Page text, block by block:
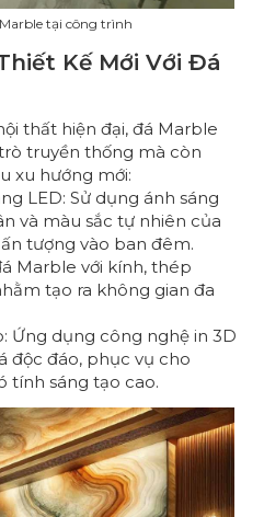
tại công trình
Kế Mới Với Đá
thất hiện đại, đá Marble
truyền thống mà còn
xu hướng mới:
LED: Sử dụng ánh sáng
và màu sắc tự nhiên của
tượng vào ban đêm.
Marble với kính, thép
tạo ra không gian đa
Ứng dụng công nghệ in 3D
độc đáo, phục vụ cho
tính sáng tạo cao.